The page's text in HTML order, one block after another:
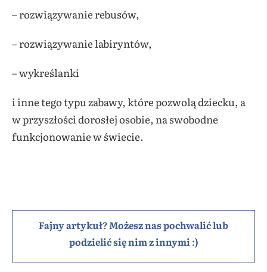
– rozwiązywanie rebusów,
– rozwiązywanie labiryntów,
– wykreślanki
i inne tego typu zabawy, które pozwolą dziecku, a
w przyszłości dorosłej osobie, na swobodne
funkcjonowanie w świecie.
Fajny artykuł? Możesz nas pochwalić lub
podzielić się nim z innymi :)